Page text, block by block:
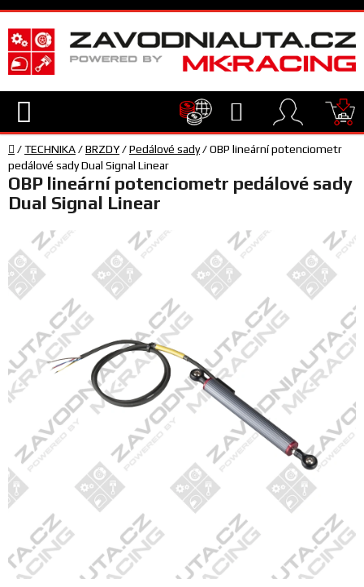
Přejít
na
obsah
Hledat
TECHNIKA
VYBAVENÍ
JEZDEC
TÝM
SERVIS
FANOUŠCI
Profil
firmy
Obchodní
podmínky
Doprava
Domů
/TECHNIKA/BRZDY/Pedálové sady/OBP lineární potenciometr
pedálové sady Dual Signal Linear
OBP lineární potenciometr pedálové sady
Dual Signal Linear